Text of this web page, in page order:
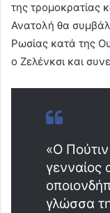
της τρομοκρατίας
Ανατολή θα
Ρωσίας κατά της
ο Ζελένκσι και
«Ο Πούτιν
γενναίος
γλώσσα